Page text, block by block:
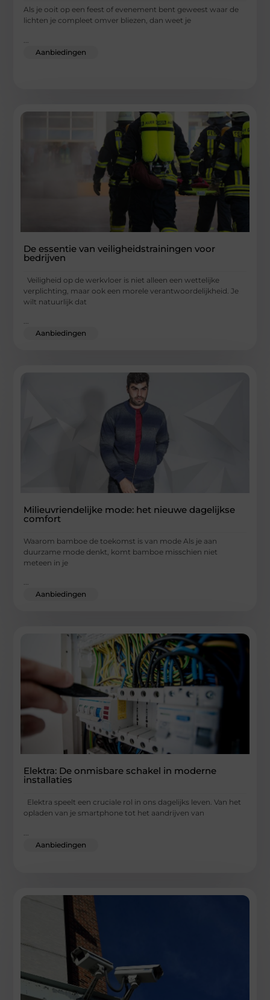
Als je ooit op een feest of evenement bent geweest waar de
lichten je compleet omver bliezen, dan weet je
Aanbiedingen
De essentie van veiligheidstrainingen voor
bedrijven
Veiligheid op de werkvloer is niet alleen een wettelijke
verplichting, maar ook een morele verantwoordelijkheid. Je
wilt natuurlijk dat
...
Aanbiedingen
Milieuvriendelijke mode: het nieuwe dagelijkse
comfort
Waarom bamboe de toekomst is van mode Als je aan
duurzame mode denkt, komt bamboe misschien niet
meteen in je
...
Aanbiedingen
Elektra: De onmisbare schakel in moderne
installaties
Elektra speelt een cruciale rol in ons dagelijks leven. Van het
opladen van je smartphone tot het aandrijven van
Aanbiedingen